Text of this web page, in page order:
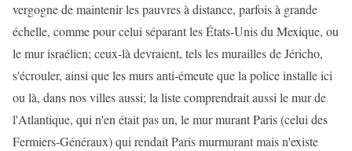
vergogne de maintenir les pauvres à distance, parfois à grande
échelle, comme pour celui séparant les États-Unis du Mexique, ou
le mur israélien; ceux-là devraient, tels les murailles de Jéricho,
s'écrouler, ainsi que les murs anti-émeute que la police installe ici
ou là, dans nos villes aussi; la liste comprendrait aussi le mur de
l'Atlantique, qui n'en était pas un, le mur murant Paris (celui des
Fermiers-Généraux) qui rendait Paris murmurant mais n'existe